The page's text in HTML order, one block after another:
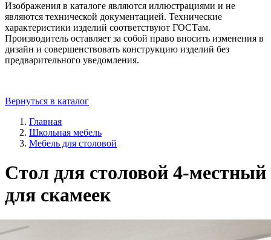
Изображения в каталоге являются иллюстрациями и не
являются технической документацией. Технические
характеристики изделий соответствуют ГОСТам.
Производитель оставляет за собой право вносить изменения в
дизайн и совершенствовать конструкцию изделий без
предварительного уведомления.
Вернуться в каталог
Главная
Школьная мебель
Мебель для столовой
Стол для столовой 4-местный
для скамеек